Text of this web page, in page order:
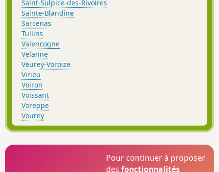
Saint-Sulpice-des-Rivoires
Sainte-Blandine
Sarcenas
Tullins
Valencogne
Velanne
Veurey-Voroize
Virieu
Voiron
Voissant
Voreppe
Vourey
Pour continuer à proposer
desfonctionnalités